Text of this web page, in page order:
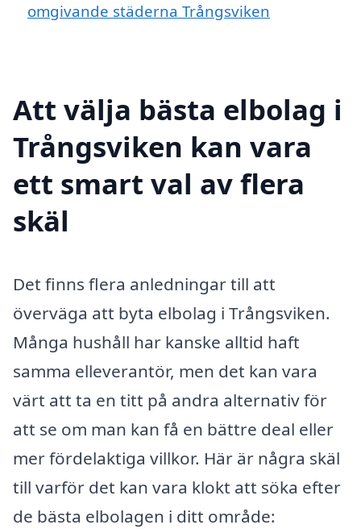
omgivande städerna Trångsviken
Att välja bästa elbolag i
Trångsviken kan vara
ett smart val av flera
skäl
Det finns flera anledningar till att
överväga att byta elbolag i Trångsviken.
Många hushåll har kanske alltid haft
samma elleverantör, men det kan vara
värt att ta en titt på andra alternativ för
att se om man kan få en bättre deal eller
mer fördelaktiga villkor. Här är några skäl
till varför det kan vara klokt att söka efter
de bästa elbolagen i ditt område: